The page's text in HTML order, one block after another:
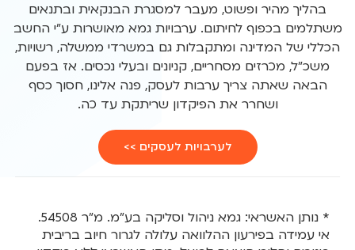
בהליך מהיר ופשוט, מעבר למסגרת הבנקאית ובתנאים
משתלמים בכפוף לחיתום. ערבויות גמא מאושרות ע"י החשב
הכללי של המדינה ומתקבלות גם במשרדי ממשלה, רשויות,
משכ"ל, מכרזים מסחריים, קניונים ובעלי נכסים. אז בפעם
הבאה שאתה צריך ערבות לעסק, פנה אלינו, חסוך כסף
ושחרר את הפיקדון שריתקת עד כה.
לערבויות לעסקים >>
* נותן האשראי: גמא ניהול וסליקה בע"מ. מ"ר 54508.
אי עמידה בפירעון ההלוואה עלולה לגרור חיוב בריבית